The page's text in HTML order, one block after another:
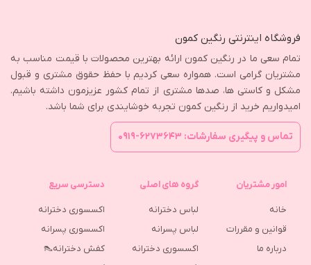
فروشگاه اینترنتی رنگین کمون
تمام سعی ما در رنگین کمون ارائه بهترین محصولات با قیمت مناسب به
مشتریان گرامی است. همواره سعی کردیم با حفظ حقوق مشتری و قبول
مشکل و کاستی ها، صدها مشتری از تمام کشور عزیزمون داشته باشیم.
امیدواریم خرید از رنگین کمون تجربه خوشایندی برای شما باشد.
تماس و پیگیری سفارشات: ۶۲۷۳۶۴۳-۰۹۱۹
امور مشتریان
خانه
قوانین و مقررات
درباره ما
گروه های اصلی
لباس دخترانه
لباس پسرانه
اکسسوری دخترانه
دسترسی سریع
اکسسوری دخترانه
اکسسوری پسرانه
کفش دخترانه👠